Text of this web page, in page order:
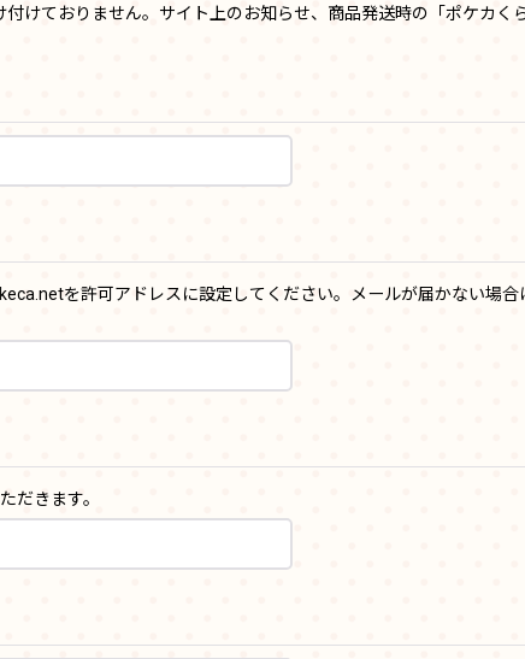
付けておりません。サイト上のお知らせ、商品発送時の「ポケカく
を許可アドレスに設定してください。メールが届かない場
だきます。